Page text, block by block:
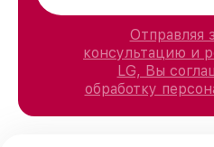
Отправляя
консультацию и
LG, Вы
обработку